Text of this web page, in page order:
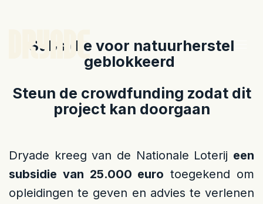
Subsidie voor natuurherstel
geblokkeerd
Steun de crowdfunding zodat dit
project kan doorgaan
Dryade kreeg van de Nationale Loterij een
subsidie van 25.000 euro toegekend om
opleidingen te geven en advies te verlenen